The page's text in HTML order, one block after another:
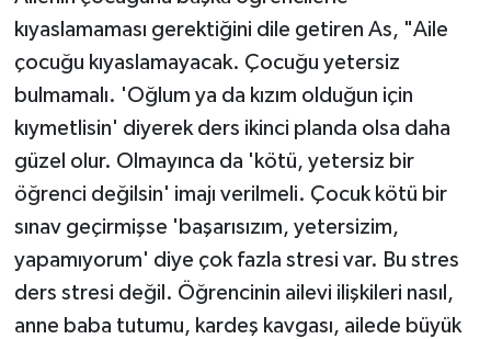
kıyaslamaması gerektiğini dile getiren As, "Aile
çocuğu kıyaslamayacak. Çocuğu yetersiz
bulmamalı. 'Oğlum ya da kızım olduğun için
kıymetlisin' diyerek ders ikinci planda olsa daha
güzel olur. Olmayınca da 'kötü, yetersiz bir
öğrenci değilsin' imajı verilmeli. Çocuk kötü bir
sınav geçirmişse 'başarısızım, yetersizim,
yapamıyorum' diye çok fazla stresi var. Bu stres
ders stresi değil. Öğrencinin ailevi ilişkileri nasıl,
anne baba tutumu, kardeş kavgası, ailede büyük